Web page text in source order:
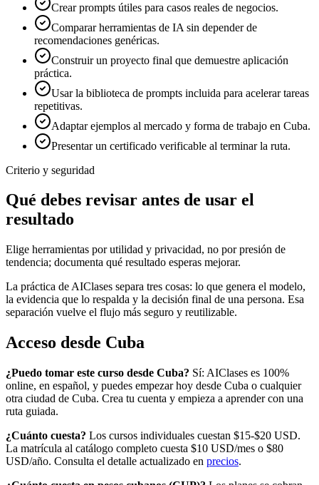
Crear prompts útiles para casos reales de negocios.
Comparar herramientas de IA sin depender de
recomendaciones genéricas.
Construir un proyecto final que demuestre aplicación
práctica.
Usar la biblioteca de prompts incluida para acelerar tareas
repetitivas.
Adaptar ejemplos al mercado y forma de trabajo en Cuba.
Presentar un certificado verificable al terminar la ruta.
Criterio y seguridad
Qué debes revisar antes de usar el
resultado
Elige herramientas por utilidad y privacidad, no por presión de
tendencia; documenta qué resultado esperas mejorar.
La práctica de AIClases separa tres cosas: lo que genera el modelo,
la evidencia que lo respalda y la decisión final de una persona. Esa
separación vuelve el flujo más seguro y reutilizable.
Acceso desde Cuba
¿Puedo tomar este curso desde Cuba? Sí: AIClases es 100%
online, en español, y puedes empezar hoy desde Cuba o cualquier
otra ciudad de Cuba. Crea tu cuenta y empieza a aprender con una
ruta guiada.
¿Cuánto cuesta? Los cursos individuales cuestan $15-$20 USD.
La matrícula al catálogo completo cuesta $10 USD/mes o $80
USD/año. Consulta el detalle actualizado en precios.